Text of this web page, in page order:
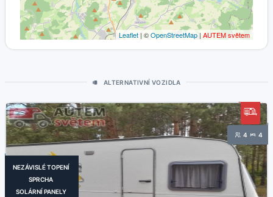
Leaflet | ©OpenStreetMap | AUTEM světem
ALTERNATIVNÍ VOZIDLA
4 4
NEZÁVISLÉ TOPENÍ
SPRCHA
SOLÁRNÍ PANELY